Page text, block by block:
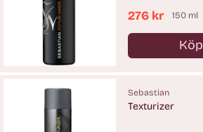
276 kr 150 ml
Köp
Antal
Sebastian
Texturizer